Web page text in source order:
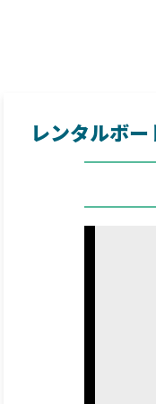
レンタルボ